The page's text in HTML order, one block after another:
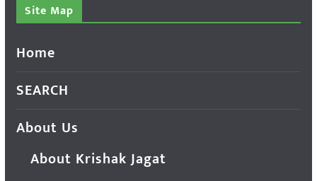
Site Map
Home
SEARCH
About Us
About Krishak Jagat